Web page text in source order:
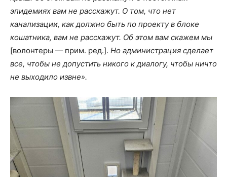
эпидемиях вам не расскажут. О том, что нет
канализации, как должно быть по проекту в блоке
кошатника, вам не расскажут. Об этом вам скажем мы
[волонтеры — прим. ред.]. Но администрация сделает
все, чтобы не допустить никого к диалогу, чтобы ничто
не выходило извне».